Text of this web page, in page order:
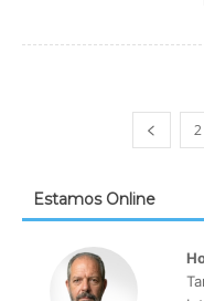
2
Estamos Online